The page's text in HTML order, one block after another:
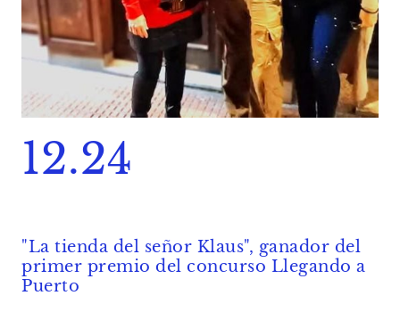
"La tienda del señor Klaus", ganador del
primer premio del concurso Llegando a
Puerto
12.24